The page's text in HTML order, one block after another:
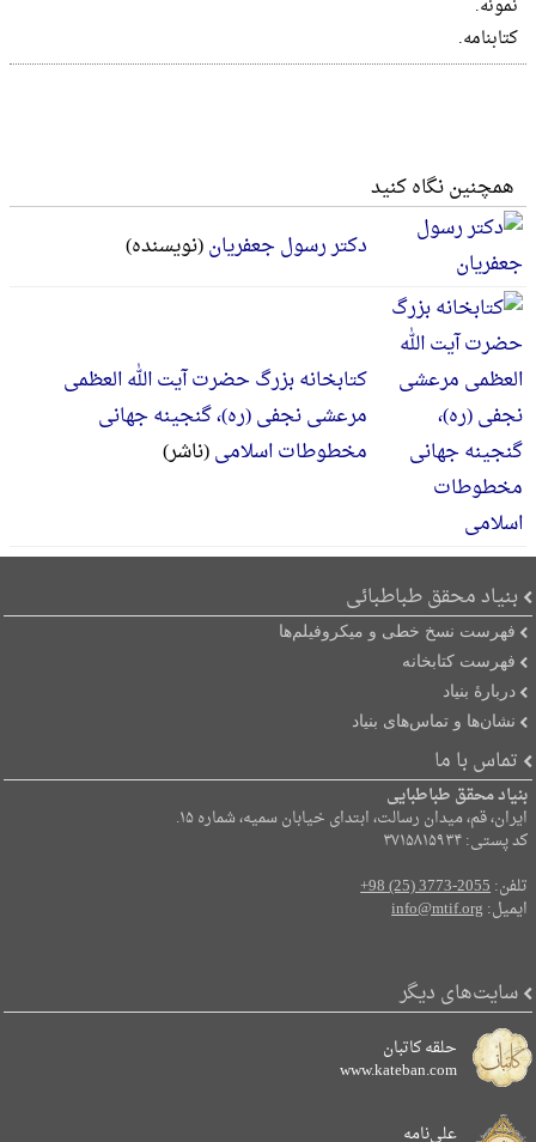
کتابنامه.
همچنین نگاه کنید
دکتر رسول جعفریان(نویسنده)
کتابخانه بزرگ حضرت آیت الله العظمی
مرعشی نجفی (ره)، گنجینه جهانی
مخطوطات اسلامی(ناشر)
بنیاد محقق طباطبائی
فهرست نسخ خطی و میکروفیلم‌ها
فهرست کتابخانه
دربارۀ بنیاد
نشان‌ها و تماس‌های بنیاد
تماس با ما
بنیاد محقق طباطبایی
ایران، قم، میدان رسالت، ابتدای خیابان سمیه، شماره ۱۵.
کد پستی: ۳۷۱۵۸۱۵۹۳۴
تلفن:+98 (25) 3773-2055
ایمیل:info@mtif.org
سایت‌های دیگر
حلقه کاتبان
www.kateban.com
علی‌نامه